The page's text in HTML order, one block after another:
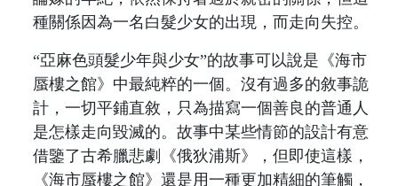
種關係因為一名白髮少女的出現，而走向失控。
“亞麻色頭髮少年與少女”的故事可以說是《海市
蜃樓之館》中最純粹的一個。沒有過多的敘事詭
計，一切平鋪直敘，只為描寫一個善良的普通人
是怎樣走向毀滅的。故事中某些情節的設計有意
借鑒了古希臘悲劇《俄狄浦斯》，但即使這樣，
《海市蜃樓之館》還是用一種更加精細的筆觸，